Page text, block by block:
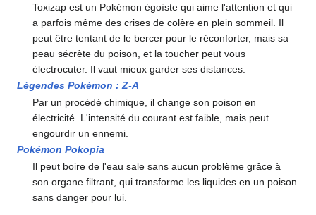
Toxizap est un Pokémon égoïste qui aime l'attention et qui
a parfois même des crises de colère en plein sommeil. Il
peut être tentant de le bercer pour le réconforter, mais sa
peau sécrète du poison, et la toucher peut vous
électrocuter. Il vaut mieux garder ses distances.
Légendes Pokémon :Z-A
Par un procédé chimique, il change son poison en
électricité. L'intensité du courant est faible, mais peut
engourdir un ennemi.
Pokémon Pokopia
Il peut boire de l'eau sale sans aucun problème grâce à
son organe filtrant, qui transforme les liquides en un poison
sans danger pour lui.